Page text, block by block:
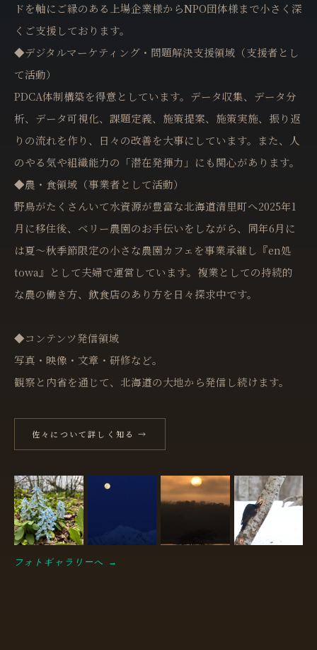
ドを軸にご縁のある上場企業様からNPO団体様まで小さく深
くご支援しております。
◆デジタルマーケティング・問題解決支援領域（支援者とし
て活動）
PDCA体制構築を得意としています。データ収集、データ分
析、データ可視化、課題定義、施策提案、施策実施、振り返
りの流れを作り、日々の改善を大事にしています。また、人
のやる気や組織能力の「潜在発揮力」にも関心があります。
◆農・食領域（事業者として活動）
野鳥がたくさんいて水資源が豊富な北海道清里町へ2025年1
月に移住後、ベリー農園のお手伝いをしながら、同年6月に
は夏〜秋季節限定の小さな農園カフェを事業承継し『en処
towa』として夫婦で運営しています。複業としての持続的
な農の働き方、飲食店のあり方を日々探求中です。
◆コンテンツ発信領域
写真・映像・文章・研修など。
観察と内省を通じて、北海道の大地から発信し続けます。
佐々について詳しく知る →
フォトギャラリーへ →